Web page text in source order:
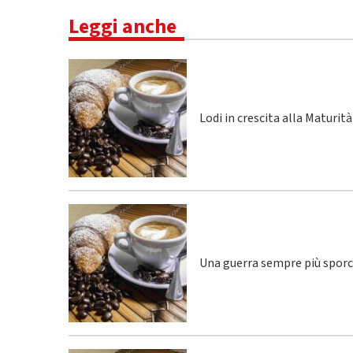
Leggi anche
Lodi in crescita alla Maturità
Una guerra sempre più